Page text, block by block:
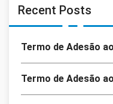
Recent Posts
Termo de Adesão
Termo de Adesão